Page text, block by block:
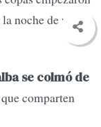
noche de un
se colmó de
comparten